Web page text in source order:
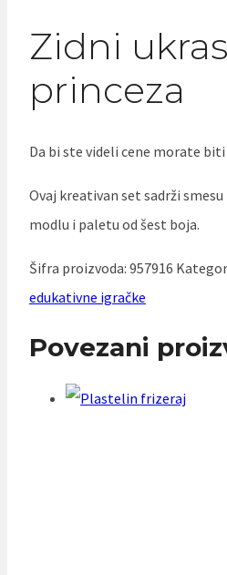
Zidni ukras
princeza
Da bi ste videli cene morate
Ovaj kreativan set sadrži
modlu i paletu od šest boja.
Šifra proizvoda: 957916
edukativne igračke
Povezani